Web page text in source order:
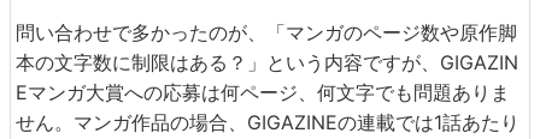
問い合わせで多かったのが、「マンガのページ数や原作脚
本の文字数に制限はある？」という内容ですが、GIGAZIN
Eマンガ大賞への応募は何ページ、何文字でも問題ありま
せん。マンガ作品の場合、GIGAZINEの連載では1話あたり